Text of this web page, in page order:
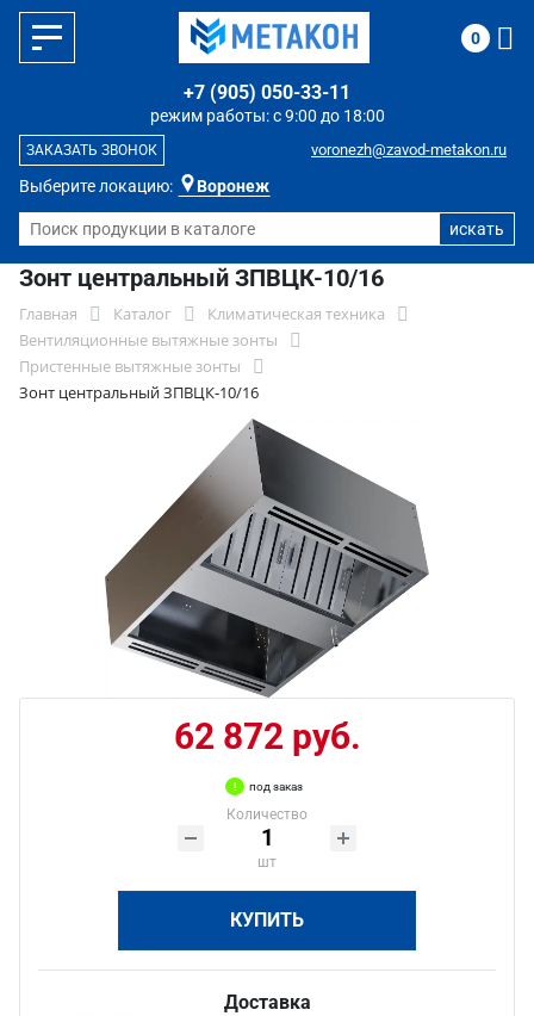
Выберите локацию: Воронеж
режим работы: с 9:00 до 18:00
+7 (905) 050-33-11
voronezh@zavod-metakon.ru
ЗАКАЗАТЬ ЗВОНОК
0
Зонт центральный ЗПВЦК-10/16
Главная Каталог
Климатическая техника
Вентиляционные вытяжные зонты
Пристенные вытяжные зонты
Зонт центральный ЗПВЦК-10/16
62 872 руб.
под заказ
Количество
шт
КУПИТЬ
Доставка